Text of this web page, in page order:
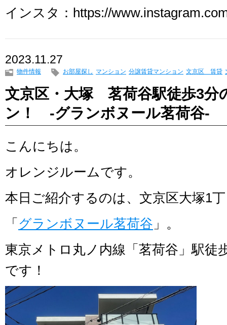
インスタ：https://
2023.11.27
物件情報 お部屋探し マンション 分譲賃貸マンション 文京区 賃貸
文京区・大塚 茗荷谷駅徒歩3分
ン！ -グランボヌール茗荷谷-
こんにちは。
オレンジルームです。
本日ご紹介するのは、文京区大塚1
「 グランボヌール茗荷谷 」。
東京メトロ丸ノ内線「茗荷谷」駅徒
です！